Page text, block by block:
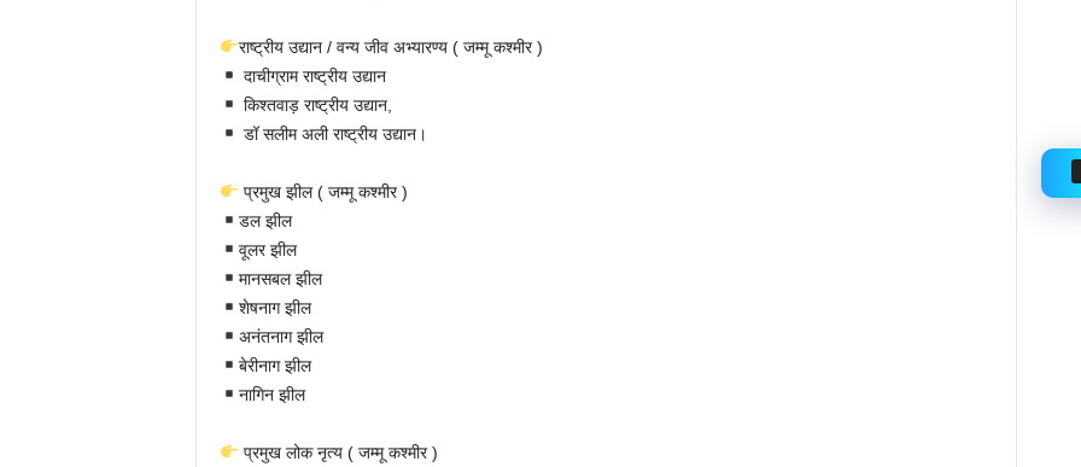
राष्ट्रीय उद्यान / वन्य जीव अभ्यारण्य ( जम्मू कश्मीर )
दाचीग्राम राष्ट्रीय उद्यान
किश्तवाड़ राष्ट्रीय उद्यान,
डॉ सलीम अली राष्ट्रीय उद्यान।
प्रमुख झील ( जम्मू कश्मीर )
डल झील
वूलर झील
मानसबल झील
शेषनाग झील
अनंतनाग झील
बेरीनाग झील
नागिन झील
प्रमुख लोक नृत्य ( जम्मू कश्मीर )